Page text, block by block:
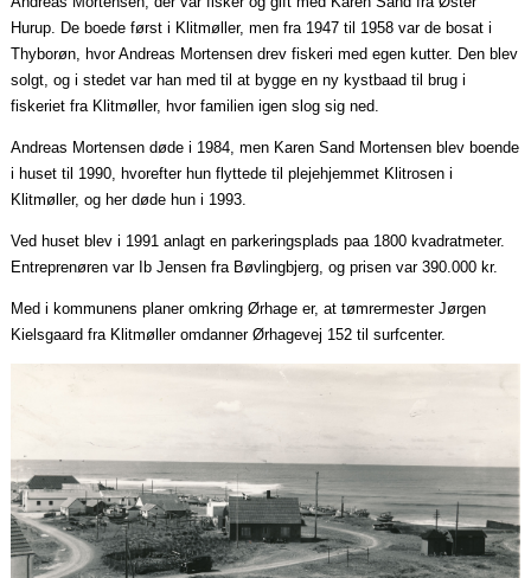
Hurup. De boede først i Klitmøller, men fra 1947 til 1958 var de bosat i
Thyborøn, hvor Andreas Mortensen drev fiskeri med egen kutter. Den blev
solgt, og i stedet var han med til at bygge en nykystbaad til brug i
fiskeriet fra Klitmøller, hvor familien igen slog sig ned.
Andreas Mortensen døde i 1984, men Karen Sand Mortensen blev boende
i huset til 1990, hvorefter hun flyttede til plejehjemmet Klitrosen i
Klitmøller, og her døde hun i 1993.
Ved huset blev i 1991 anlagt en parkeringspladspaa 1800 kvadratmeter.
Entreprenøren var Ib Jensen fra Bøvlingbjerg, og prisen var 390.000 kr.
Med i kommunens planer omkring Ørhage er, at tømrermester Jørgen
Kielsgaard fra Klitmøller omdanner Ørhagevej 152 til surfcenter.